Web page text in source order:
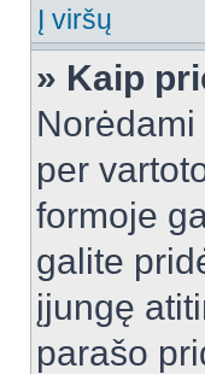
Į viršų
» Kaip
per
formoje
galite
įjungę
parašo